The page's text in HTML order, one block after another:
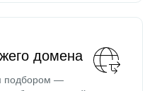
домена
подбором —